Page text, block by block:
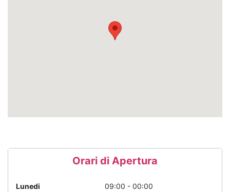
Orari di Apertura
Lunedi
09:00 - 00:00